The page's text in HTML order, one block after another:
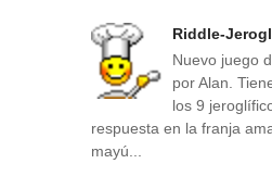
Riddle-
Nuevo juego
por Alan.
los 9
respuesta en la franja
mayú...